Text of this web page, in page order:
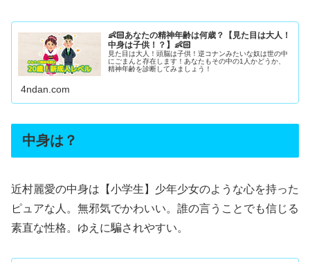
👶🏻あなたの精神年齢は何歳？【見た目は大人！
中身は子供！？】👶🏻
見た目は大人！頭脳は子供！逆コナンみたいな奴は世の中
にごまんと存在します！あなたもその中の1人かどうか、
精神年齢を診断してみましょう！
4ndan.com
中身は？
近村麗愛の中身は【小学生】少年少女のような心を持った
ピュアな人。無邪気でかわいい。誰の言うことでも信じる
素直な性格。ゆえに騙されやすい。